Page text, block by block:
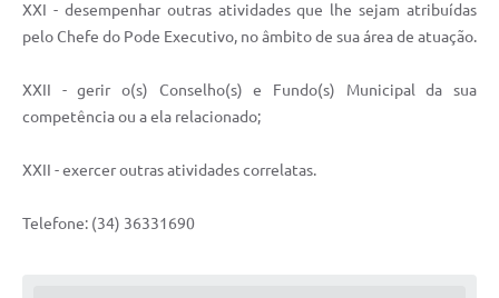
XXI - desempenhar outras atividades que lhe sejam atribuídas
pelo Chefe do Pode Executivo, no âmbito de sua área de atuação.
XXII - gerir o(s) Conselho(s) e Fundo(s) Municipal da sua
competência ou a ela relacionado;
XXII - exercer outras atividades correlatas.
Telefone: (34) 36331690